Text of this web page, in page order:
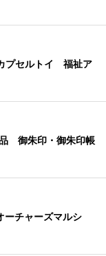
プセルトイ 福祉ア
御朱印・御朱印帳
ーチャーズマルシ